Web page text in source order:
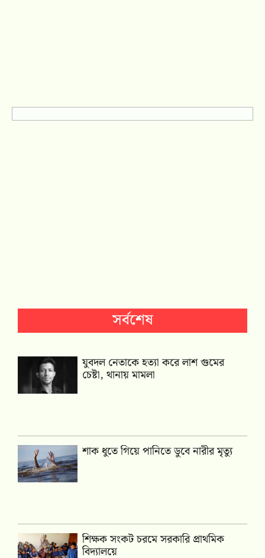
সর্বশেষ
যুবদল নেতাকে হত্যা করে লাশ গুমের
চেষ্টা, থানায় মামলা
শাক ধুতে গিয়ে পানিতে ডুবে নারীর মৃত্যু
শিক্ষক সংকট চরমে সরকারি প্রাথমিক
বিদ্যালয়ে